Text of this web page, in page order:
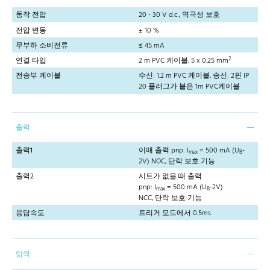
동작 전압
20 - 30 V d.c., 역극성 보호
전압 변동
± 10 %
무부하 소비전류
≤ 45 mA
연결 타입
2 m PVC 케이블, 5 x 0.25 mm2
전송부 케이블
수신: 1.2 m PVC 케이블, 송신: 2핀 IP
20 플러그가 붙은 1m PVC케이블
출력
출력1
이매 출력 pnp: Imax = 500 mA (UB-
2V) NOC, 단락 보호 기능
출력2
시트가 없을 때 출력
pnp: Imax = 500 mA (UB-2V)
NCC, 단락 보호 기능
응답속도
트리거 모드에서 0.5ms
입력